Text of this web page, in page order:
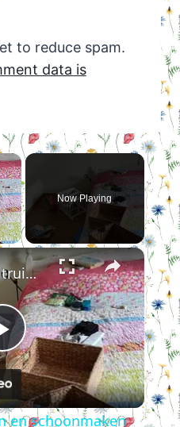
to reduce spam.
data is
×
Now Playing
×
Play
Video
Nachtkasje uitruimen en schoonmaken
en schoonmaken